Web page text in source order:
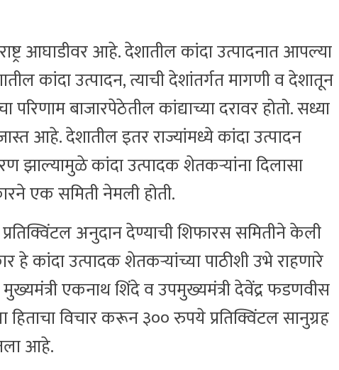
आघाडीवर आहे. देशातील कांदा उत्पादनात आपल्या
कांदा उत्पादन, त्याची देशांतर्गत मागणी व देशातून
परिणाम बाजारपेठेतील कांद्याच्या दरावर होतो. सध्या
आहे. देशातील इतर राज्यांमध्ये कांदा उत्पादन
झाल्यामुळे कांदा उत्पादक शेतकऱ्यांना दिलासा
एक समिती नेमली होती.
अनुदान देण्याची शिफारस समितीने केली
हे कांदा उत्पादक शेतकऱ्यांच्या पाठीशी उभे राहणारे
मुख्यमंत्री एकनाथ शिंदे व उपमुख्यमंत्री देवेंद्र फडणवीस
हिताचा विचार करून ३०० रुपये प्रतिक्विंटल सानुग्रह
आहे.